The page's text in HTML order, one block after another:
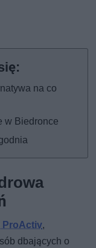
na co
w Biedronce
ProActiv,
dbających o